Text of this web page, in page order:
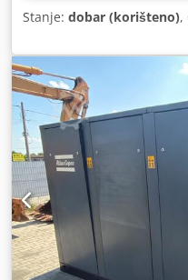
Stanje: dobar (korišteno),